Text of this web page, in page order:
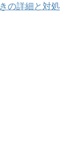
の詳細と対処